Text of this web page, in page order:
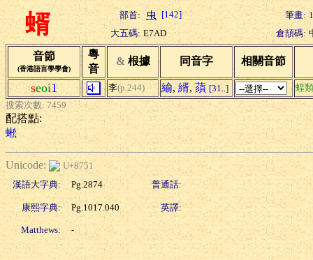
蝑 部首: [142] 筆畫:
大五碼: E7AD 倉頡碼:
音節
(香港語言學學會)
粵
音
& 根據 同音字 相關音節
seoi1 李(p.244) 緰, 縃, 蕦 [31..]
蝗
搜索次數: 7459
配搭點:
蜙
Unicode:
U+8751
漢語大字典:
Pg.2874 普通話:
康熙字典: Pg.1017.040 英譯:
Matthews: -